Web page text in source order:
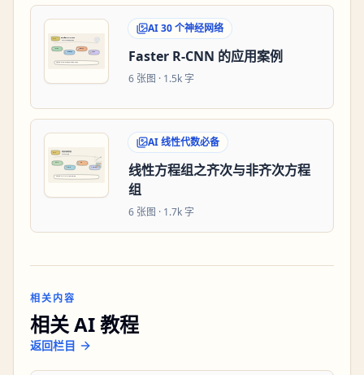
AI 30 个神经网络
Faster R-CNN 的应用案例
6 张图 · 1.5k 字
AI 线性代数必备
线性方程组之齐次与非齐次方程
组
6 张图 · 1.7k 字
相关内容
相关 AI 教程
返回栏目